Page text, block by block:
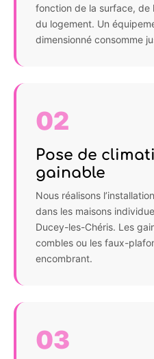
fonction de la surface, de
du logement. Un
dimensionné consomme
02
Pose de
gainable
Nous réalisons
dans les maisons
Ducey-les-Chéris. Les
combles ou les faux-
encombrant.
03